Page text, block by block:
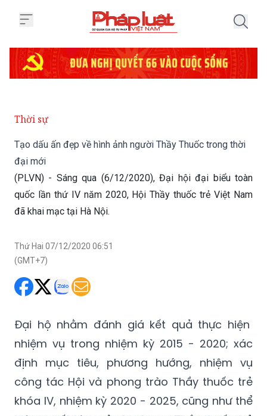
Tạo dấu ấn đẹp về hình ảnh người Thầy Thuốc trong thời
(PLVN) - Sáng qua (6/12/2020), Đại hội đại biểu toàn
quốc lần thứ IV năm 2020, Hội Thầy thuốc trẻ Việt Nam
đã khai mạc tại Hà Nội.
Thứ Hai 07/12/2020 06:51
Đại hộ nhằm đánh giá kết quả thực hiện
định mục tiêu, phương hướng, nhiệm vụ
công tác Hội và phong trào Thầy thuốc trẻ
khóa IV, nhiệm kỳ 2020 - 2025, cũng như thể
hiện quyết tâm của lực lượng Thầy thuốc trẻ
Việt Nam xung kích, tình nguyện trong sự